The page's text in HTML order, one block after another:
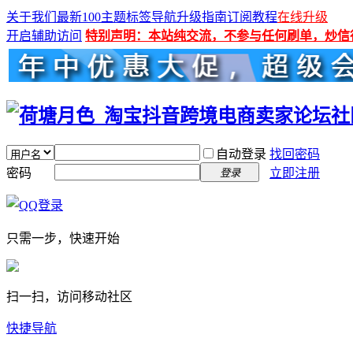
关于我们 最新100主题标签导航升级指南订阅教程在线升级
开启辅助访问 特别声明：本站纯交流，不参与任何刷单，炒信
自动登录 找回密码
密码
登录 立即注册
只需一步，快速开始
扫一扫，访问移动社区
快捷导航